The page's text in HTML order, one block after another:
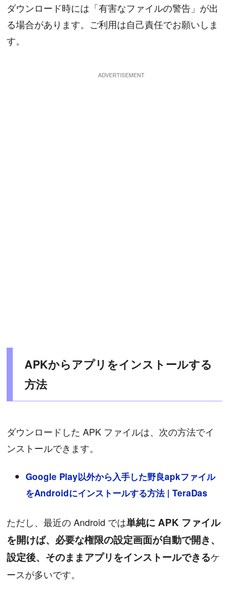
ダウンロード時には「有害なファイルの警告」が出
る場合があります。ご利用は自己責任でお願いしま
す。
APKからアプリをインストールする
方法
ダウンロードした APK ファイルは、次の方法でイ
ンストールできます。
Google Play以外から入手した野良apkファイル
をAndroidにインストールする方法 | TeraDas
ただし、最近の Android では単純に APK ファイル
を開けば、必要な権限の設定画面が自動で開き、
設定後、そのままアプリをインストールできるケ
ースが多いです。